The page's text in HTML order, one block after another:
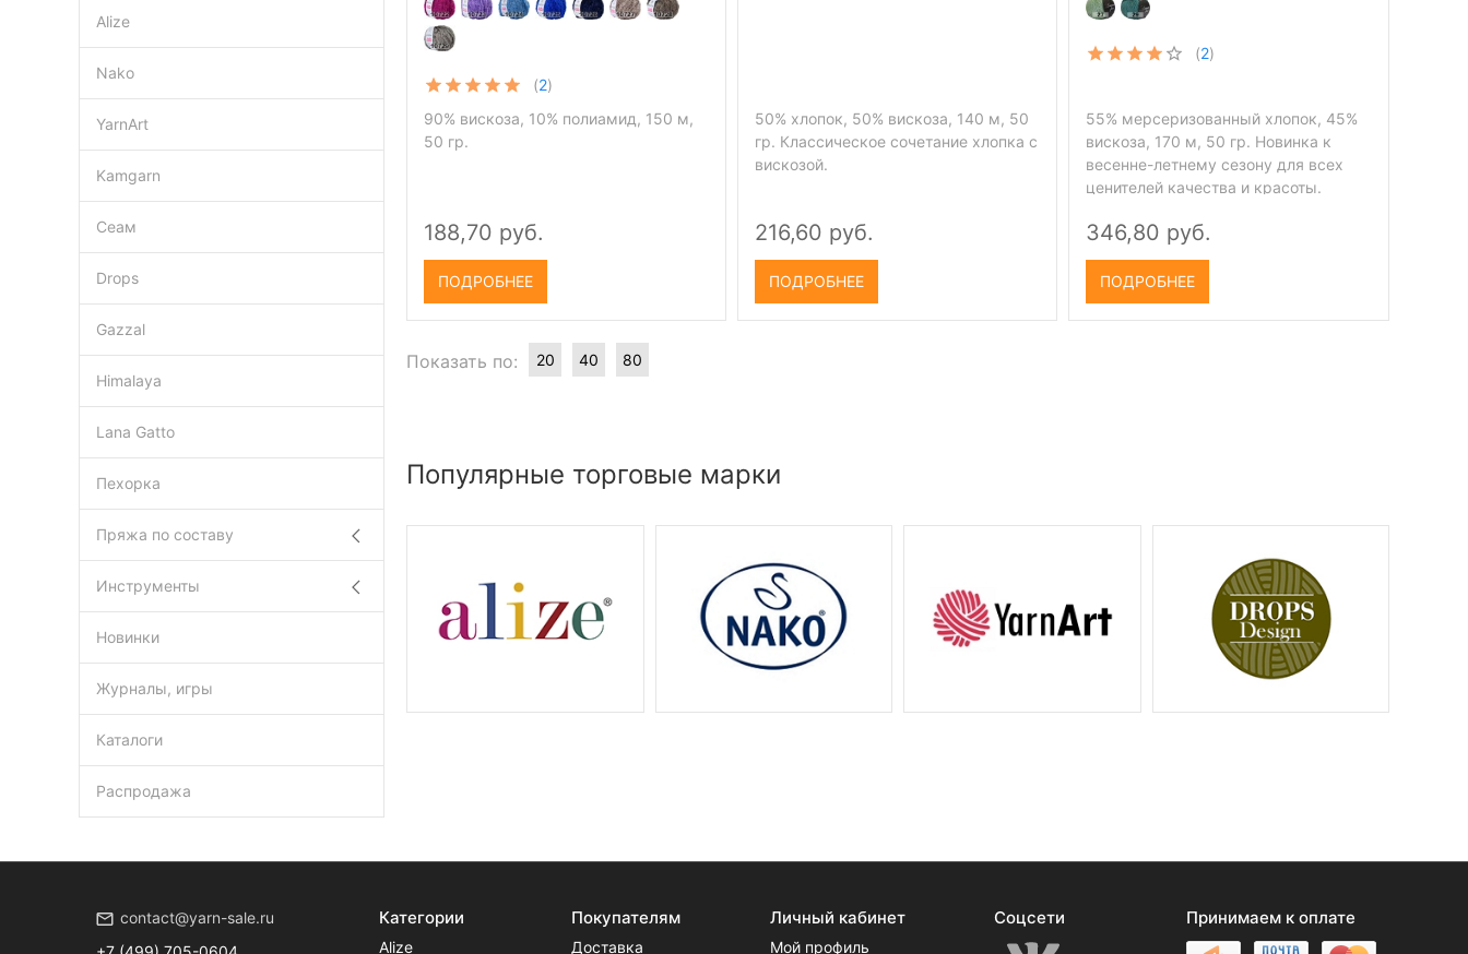
(2)
90% вискоза, 10% полиамид, 150 м,
50 гр.
188,70 руб.
ПОДРОБНЕЕ
50% хлопок, 50% вискоза, 140 м, 50
гр. Классическое сочетание хлопка с
вискозой.
216,60 руб.
ПОДРОБНЕЕ
(2)
55% мерсеризованный хлопок, 45%
вискоза, 170 м, 50 гр. Новинка к
весенне-летнему сезону для всех
ценителей качества и красоты.
жаркую погоду и поднимет
настроение шикарными
расцветками.
346,80 руб.
ПОДРОБНЕЕ
Показать по: 20 40 80
Популярные торговые марки
Alize
Nako
YarnArt
Kamgarn
Сеам
Drops
Gazzal
Himalaya
Lana Gatto
Пехорка
Пряжа по составу
Инструменты
Новинки
Журналы, игры
Каталоги
Распродажа
contact@yarn-sale.ru
Категории
Alize
Покупателям
Доставка
Личный кабинет
Мой профиль
Соцсети Принимаем к оплате